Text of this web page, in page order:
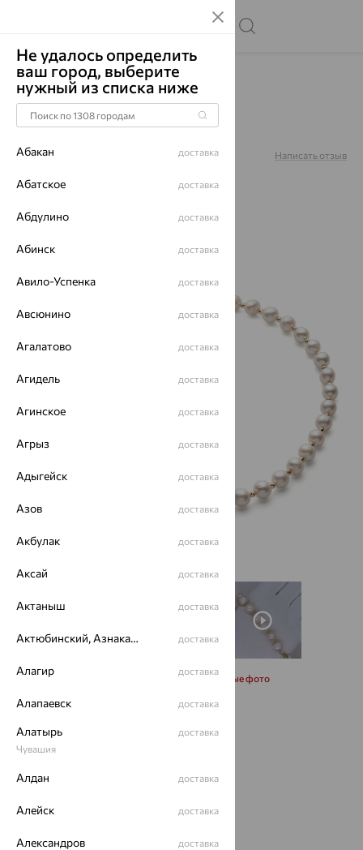
Главная Каталог Колье Жемчуг
Бусы, золото, жемчуг,
01550ZA1D10.45
Артикул:
Написать отзыв
Запросить дополнительные фото
45
Калькулятор размера
44 535
Не удалось определить
ваш город, выберите
нужный из списка ниже
Абакан доставка
Абатское доставка
Абдулино доставка
Абинск доставка
Авило-Успенка доставка
Авсюнино доставка
Агалатово доставка
Агидель доставка
Агинское доставка
Агрыз доставка
Адыгейск доставка
Азов доставка
Акбулак доставка
Аксай доставка
Актаныш доставка
Актюбинский, Азнакаевский район доставка
Алагир доставка
Алапаевск доставка
Алатырь
Чувашия
доставка
Алдан доставка
Алейск доставка
Александров доставка